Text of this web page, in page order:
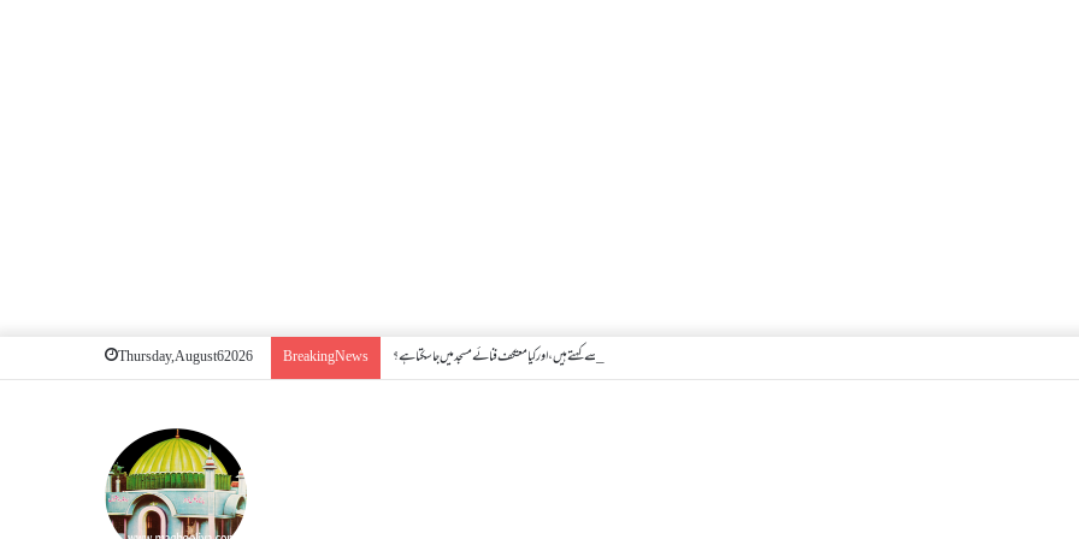
Thursday, August 6 2026 Breaking News کیا بیہوش ہونے سے اعتکاف ٹوٹ جاتا ہے؟ اگر معتکف کو احتلام ہو جائے تو کیا اس کا اعتکاف ٹوٹ جائے گا؟فنائے مسجد کسے کہتے ہیں ، اور کیا معتکف فنائے مسجد میں جا سکتا ہے؟